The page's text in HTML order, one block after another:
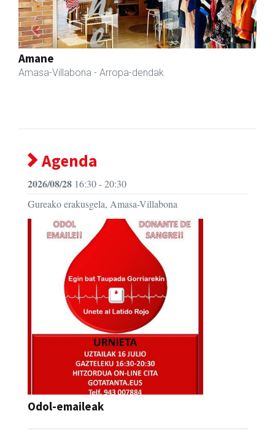
Fleming Herri Eskola
Amasa-Villabona - Hezkuntza
Previous Next
Agenda
2026/08/28 16:30 - 20:30
Gureako erakusgela, Amasa-Villabona
Odol-emaileak